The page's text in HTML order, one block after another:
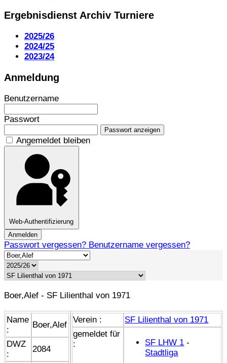
Ergebnisdienst Archiv Turniere
2025/26
2024/25
2023/24
Anmeldung
Benutzername
Passwort
Passwort anzeigen
Angemeldet bleiben
Web-Authentifizierung
Anmelden
Passwort vergessen? Benutzername vergessen?
Boer,Alef - SF Lilienthal von 1971
Name
:
Boer,Alef
DWZ
:
2084
Verein :
SF Lilienthal von 1971
gemeldet für
:
SF LHW 1 -
Stadtliga